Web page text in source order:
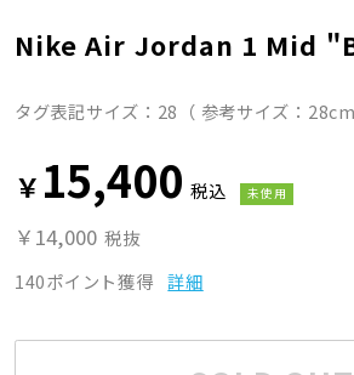
Nike Air Jordan 1 Mid
タグ表記サイズ：28（ 参考サイズ：28cm
￥ 15,400 税込 未使用
￥14,000 税抜
140ポイント獲得 詳細